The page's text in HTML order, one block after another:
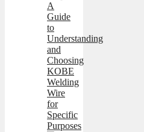
A
Guide
to
Understanding
and
Choosing
KOBE
Welding
Wire
for
Specific
Purposes